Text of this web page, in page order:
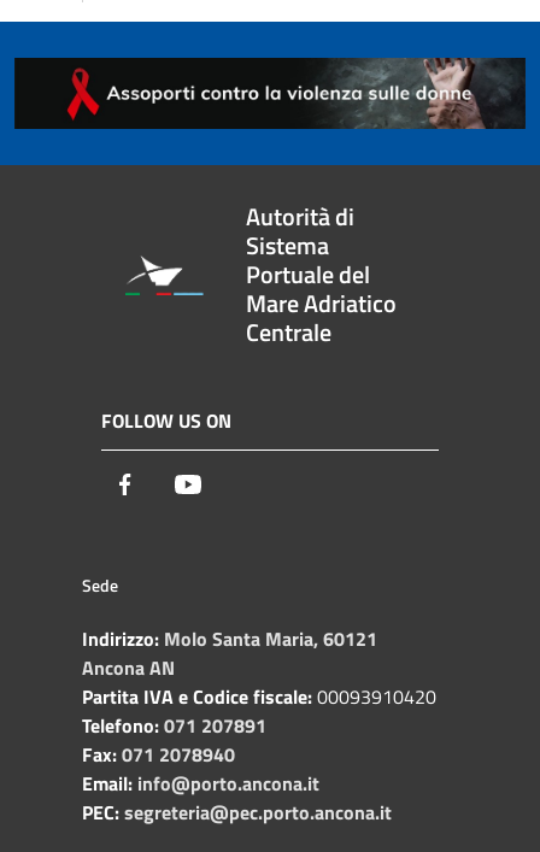
Autorità di
Sistema
Portuale del
Mare Adriatico
Centrale
FOLLOW US ON
Facebook
Sede
Indirizzo: Molo Santa Maria, 60121
Ancona AN
Partita IVA e Codice fiscale:00093910420
Telefono:071 207891
Fax:071 2078940
Email: info@porto.ancona.it
PEC:segreteria@pec.porto.ancona.it